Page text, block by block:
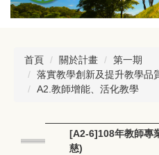
首頁 關於計畫
第一期
落實教學創新及提升教學品
A2.教師增能、活化教學
[A2-6]108年教師專
慈)